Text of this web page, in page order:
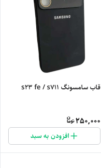
قاب سامسونگ s23 fe / s711
250,000
افزودن به سبد